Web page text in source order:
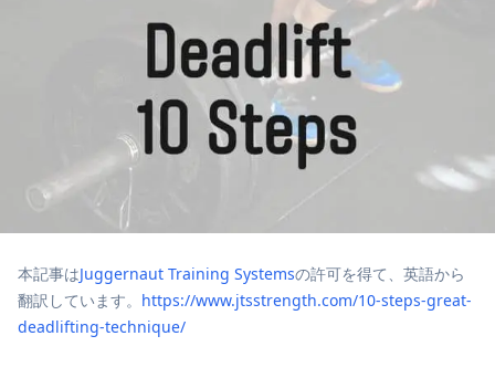
本記事はJuggernaut Training Systemsの許可を得て、英語から
翻訳しています。 https://www.jtsstrength.com/10-steps-great-
deadlifting-technique/